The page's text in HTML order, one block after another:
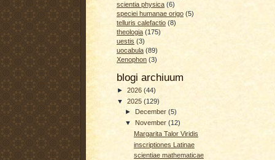
scientia physica (6)
speciei humanae origo (5)
telluris calefactio (8)
theologia (175)
uestis (3)
uocabula (89)
Xenophon (3)
blogi archiuum
► 2026 (44)
▼ 2025 (129)
►
December(5)
▼November(12)
Margarita Talor Viridis
inscriptiones Latinae
scientiae mathematicae